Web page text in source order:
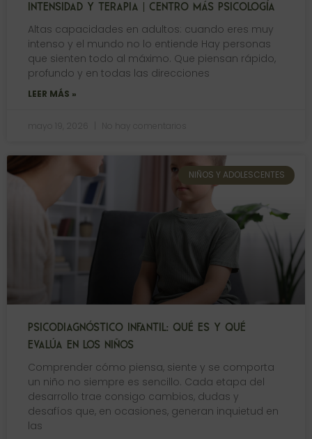
INTENSIDAD Y TERAPIA | CENTRO MÁS PSICOLOGÍA
Altas capacidades en adultos: cuando eres muy
intenso y el mundo no lo entiende Hay personas
que sienten todo al máximo. Que piensan rápido,
profundo y en todas las direcciones
LEER MÁS »
mayo 19, 2026 No hay comentarios
NIÑOS Y ADOLESCENTES
PSICODIAGNÓSTICO INFANTIL: QUÉ ES Y QUÉ
EVALÚA EN LOS NIÑOS
Comprender cómo piensa, siente y se comporta
un niño no siempre es sencillo. Cada etapa del
desarrollo trae consigo cambios, dudas y
desafíos que, en ocasiones, generan inquietud en
las